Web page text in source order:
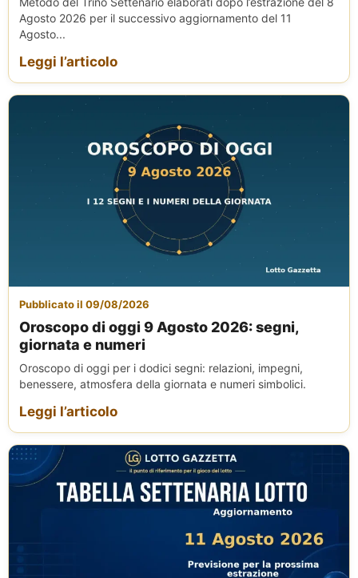
Agosto 2026 per il successivo aggiornamento del 11
Agosto...
Leggi l’articolo
Pubblicato il 09/08/2026
Oroscopo di oggi 9 Agosto 2026: segni,
giornata e numeri
Oroscopo di oggi per i dodici segni: relazioni, impegni,
benessere, atmosfera della giornata e numeri simbolici.
Leggi l’articolo